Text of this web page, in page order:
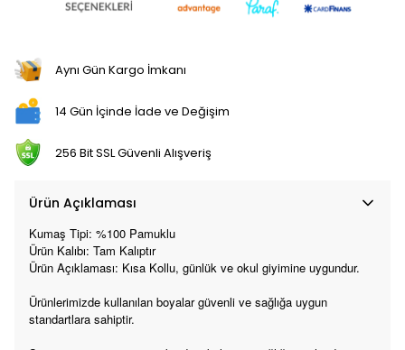
Aynı Gün Kargo İmkanı
14 Gün İçinde İade ve Değişim
256 Bit SSL Güvenli Alışveriş
Ürün Açıklaması
Kumaş Tipi: %100 Pamuklu
Ürün Kalıbı: Tam Kalıptır
Ürün Açıklaması: Kısa Kollu, günlük ve okul giyimine uygundur.
Ürünlerimizde kullanılan boyalar güvenli ve sağlığa uygun
standartlara sahiptir.